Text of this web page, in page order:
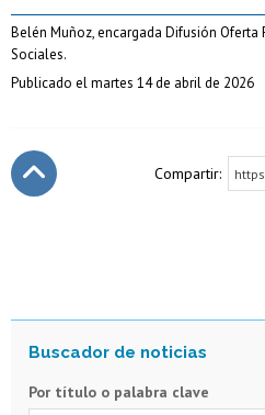
Belén Muñoz, encargada Difusión Oferta
Sociales.
Publicado el martes 14 de abril de 2026
Compartir:
Por título o palabra clave